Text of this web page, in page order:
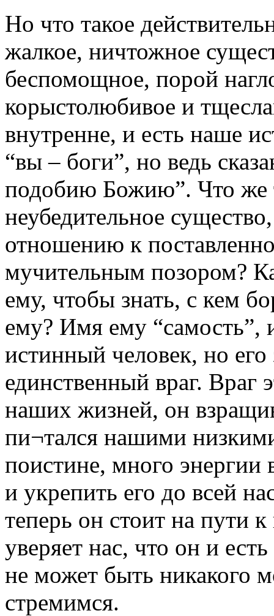
Но что такое
жалкое, ничтожное
беспомощное, порой
корыстолюбивое и
внутренне, и есть наше
“вы – боги”, но ведь
подобию Божию”. Что же
неубедительное
отношению к
мучительным позором?
ему, чтобы знать, с кем
ему? Имя ему “самость”,
истинный человек, но
единственный враг. Враг
наших жизней, он
пи¬тался нашими
поистине, много
и укрепить его до всей
теперь он стоит на пути
уверяет нас, что он и
не может быть никакого
стремимся.